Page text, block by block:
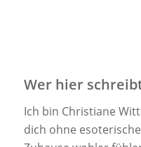
Wer hier
Ich bin Christiane
dich ohne